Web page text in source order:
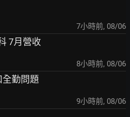
7小時前, 08/06
7月營收
8小時前, 08/06
全勤問題
9小時前, 08/06